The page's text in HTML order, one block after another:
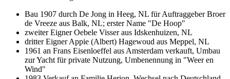
Bau 1907 durch De Jong in Heeg, NL für Auftraggeber Broer
de Vreeze aus Balk, NL; erster Name "De Hoop"
zweiter Eigner Oebele Visser aus Idskenhuizen, NL
dritter Eigner Appie (Albert) Hagewoud aus Meppel, NL
1961 an Frans Eisenloeffel aus Amsterdam verkauft, Umbau
zur Yacht für private Nutzung, Umbenennung in "Weer en
Wind"